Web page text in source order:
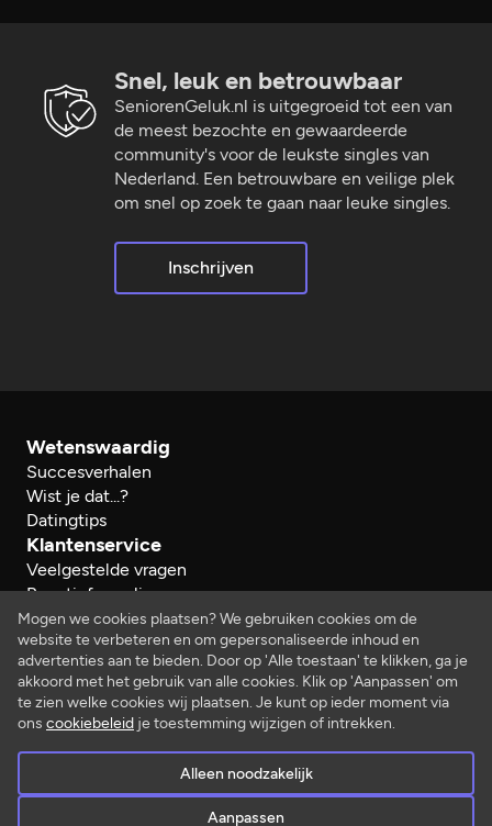
Snel, leuk en betrouwbaar
SeniorenGeluk.nl is uitgegroeid tot een van
de meest bezochte en gewaardeerde
community's voor de leukste singles van
Nederland. Een betrouwbare en veilige plek
om snel op zoek te gaan naar leuke singles.
Inschrijven
Wetenswaardig
Succesverhalen
Wist je dat...?
Datingtips
Klantenservice
Veelgestelde vragen
Reactieformulier
Herroeping
Over ons
Bedrijfsgegevens
Werken bij…
Juridisch
Privacy- en cookiebeleid
Mogen we cookies plaatsen? We gebruiken cookies om de
website te verbeteren en om gepersonaliseerde inhoud en
advertenties aan te bieden. Door op 'Alle toestaan' te klikken, ga je
akkoord met het gebruik van alle cookies. Klik op 'Aanpassen' om
te zien welke cookies wij plaatsen. Je kunt op ieder moment via
ons cookiebeleid je toestemming wijzigen of intrekken.
Alleen noodzakelijk
Aanpassen